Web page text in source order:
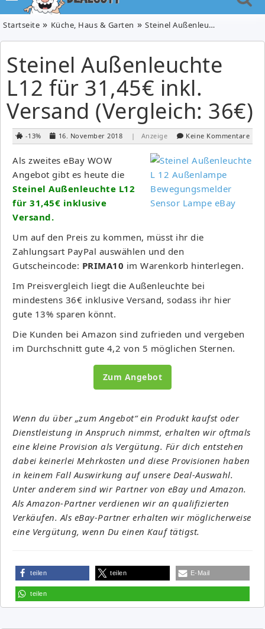
Startseite Küche, Haus & Garten Steinel Außenleuchte L12 für 31,45€ inkl. Versand (Vergleich: 36€)
Steinel Außenleuchte
L12 für 31,45€ inkl.
Versand (Vergleich: 36€)
-13% 16. November 2018 | Anzeige Keine Kommentare
Als zweites eBay WOW
Angebot gibt es heute die
Steinel Außenleuchte L12
für 31,45€ inklusive
Versand.
Um auf den Preis zu kommen, müsst ihr die
Zahlungsart PayPal auswählen und den
Gutscheincode: PRIMA10 im Warenkorb hinterlegen.
Im Preisvergleich liegt die Außenleuchte bei
mindestens 36€ inklusive Versand, sodass ihr hier
gute 13% sparen könnt.
Die Kunden bei Amazon sind zufrieden und vergeben
im Durchschnitt gute 4,2 von 5 möglichen Sternen.
Zum Angebot
Wenn du über „zum Angebot“ ein Produkt kaufst oder
Dienstleistung in Anspruch nimmst, erhalten wir oftmals
eine kleine Provision als Vergütung. Für dich entstehen
dabei keinerlei Mehrkosten und diese Provisionen haben
in keinem Fall Auswirkung auf unsere Deal-Auswahl.
Unter anderem sind wir Partner von eBay und Amazon.
Als Amazon-Partner verdienen wir an qualifizierten
Verkäufen. Als eBay-Partner erhalten wir möglicherweise
eine Vergütung, wenn Du einen Kauf tätigst.
teilen teilen E-Mail
teilen